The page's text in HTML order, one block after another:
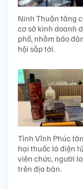
Ninh Thuận tăng
cơ sở kinh doanh
phố, nhằm bảo
hội sắp tới.
Tỉnh Vĩnh Phúc
hại thuốc lá điện
viên chức, người
trên địa bàn.